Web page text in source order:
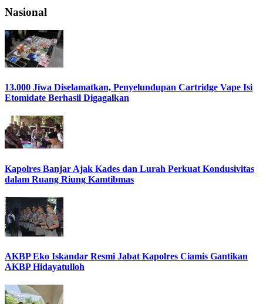
Nasional
13.000 Jiwa Diselamatkan, Penyelundupan Cartridge Vape Isi
Etomidate Berhasil Digagalkan
Kapolres Banjar Ajak Kades dan Lurah Perkuat Kondusivitas
dalam Ruang Riung Kamtibmas
AKBP Eko Iskandar Resmi Jabat Kapolres Ciamis Gantikan
AKBP Hidayatulloh